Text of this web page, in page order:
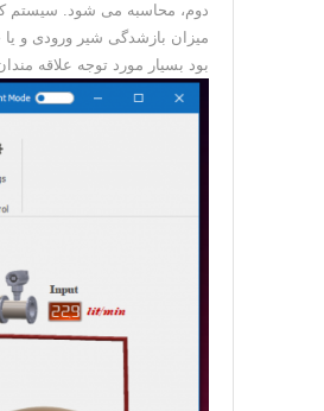
دوم، محاسبه می شود. سیستم
میزان بازشدگی شیر ورودی و
بود بسیار مورد توجه علاقه